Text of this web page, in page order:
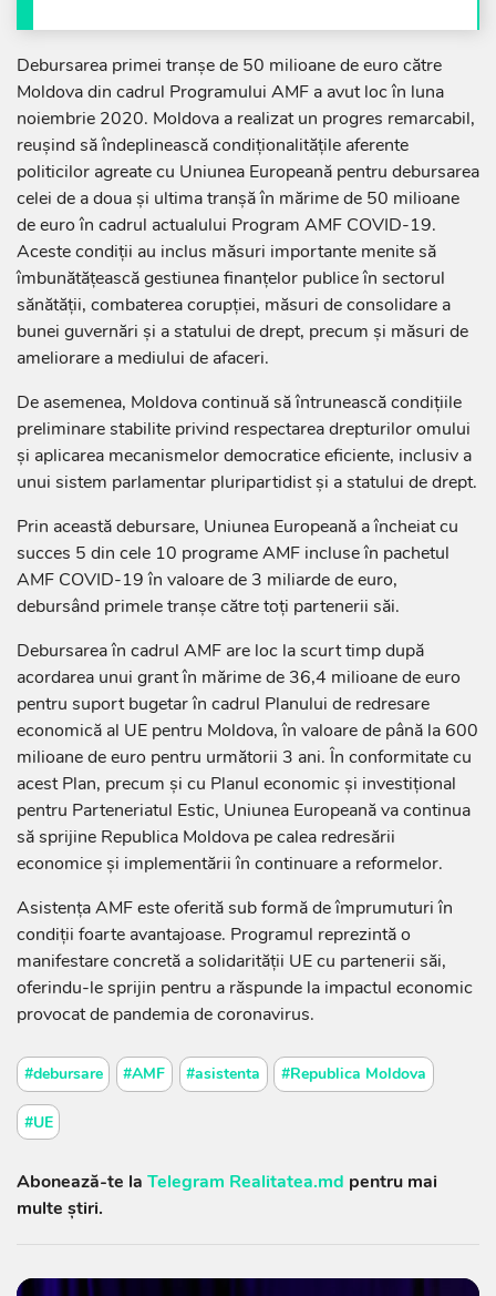
Debursarea primei tranșe de 50 milioane de euro către
Moldova din cadrul Programului AMF a avut loc în luna
noiembrie 2020. Moldova a realizat un progres remarcabil,
reușind să îndeplinească condiționalitățile aferente
politicilor agreate cu Uniunea Europeană pentru debursarea
celei de a doua și ultima tranșă în mărime de 50 milioane
de euro în cadrul actualului Program AMF COVID-19.
Aceste condiții au inclus măsuri importante menite să
îmbunătățească gestiunea finanțelor publice în sectorul
sănătății, combaterea corupției, măsuri de consolidare a
bunei guvernări și a statului de drept, precum și măsuri de
ameliorare a mediului de afaceri.
De asemenea, Moldova continuă să întrunească condițiile
preliminare stabilite privind respectarea drepturilor omului
și aplicarea mecanismelor democratice eficiente, inclusiv a
unui sistem parlamentar pluripartidist și a statului de drept.
Prin această debursare, Uniunea Europeană a încheiat cu
succes 5 din cele 10 programe AMF incluse în pachetul
AMF COVID-19 în valoare de 3 miliarde de euro,
debursând primele tranșe către toți partenerii săi.
Debursarea în cadrul AMF are loc la scurt timp după
acordarea unui grant în mărime de 36,4 milioane de euro
pentru suport bugetar în cadrul Planului de redresare
economică al UE pentru Moldova, în valoare de până la 600
milioane de euro pentru următorii 3 ani. În conformitate cu
acest Plan, precum și cu Planul economic și investițional
pentru Parteneriatul Estic, Uniunea Europeană va continua
să sprijine Republica Moldova pe calea redresării
economice și implementării în continuare a reformelor.
Asistența AMF este oferită sub formă de împrumuturi în
condiții foarte avantajoase. Programul reprezintă o
manifestare concretă a solidarității UE cu partenerii săi,
oferindu-le sprijin pentru a răspunde la impactul economic
provocat de pandemia de coronavirus.
#debursare #AMF #asistenta #Republica Moldova
#UE
Abonează-te la Telegram Realitatea.md pentru mai
multe știri.